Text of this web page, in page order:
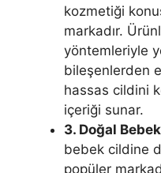
kozmetiği
markadır.
yöntemleriyle
bileşenlerden
hassas cildini
içeriği sunar.
3. Doğal
bebek cildine
popüler